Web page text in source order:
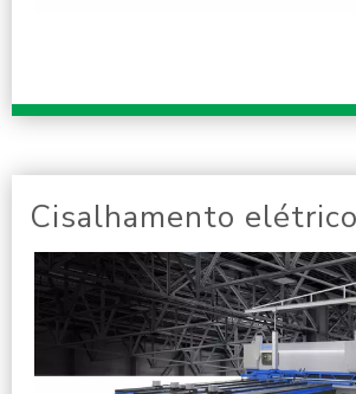
Cisalhamento elétrico